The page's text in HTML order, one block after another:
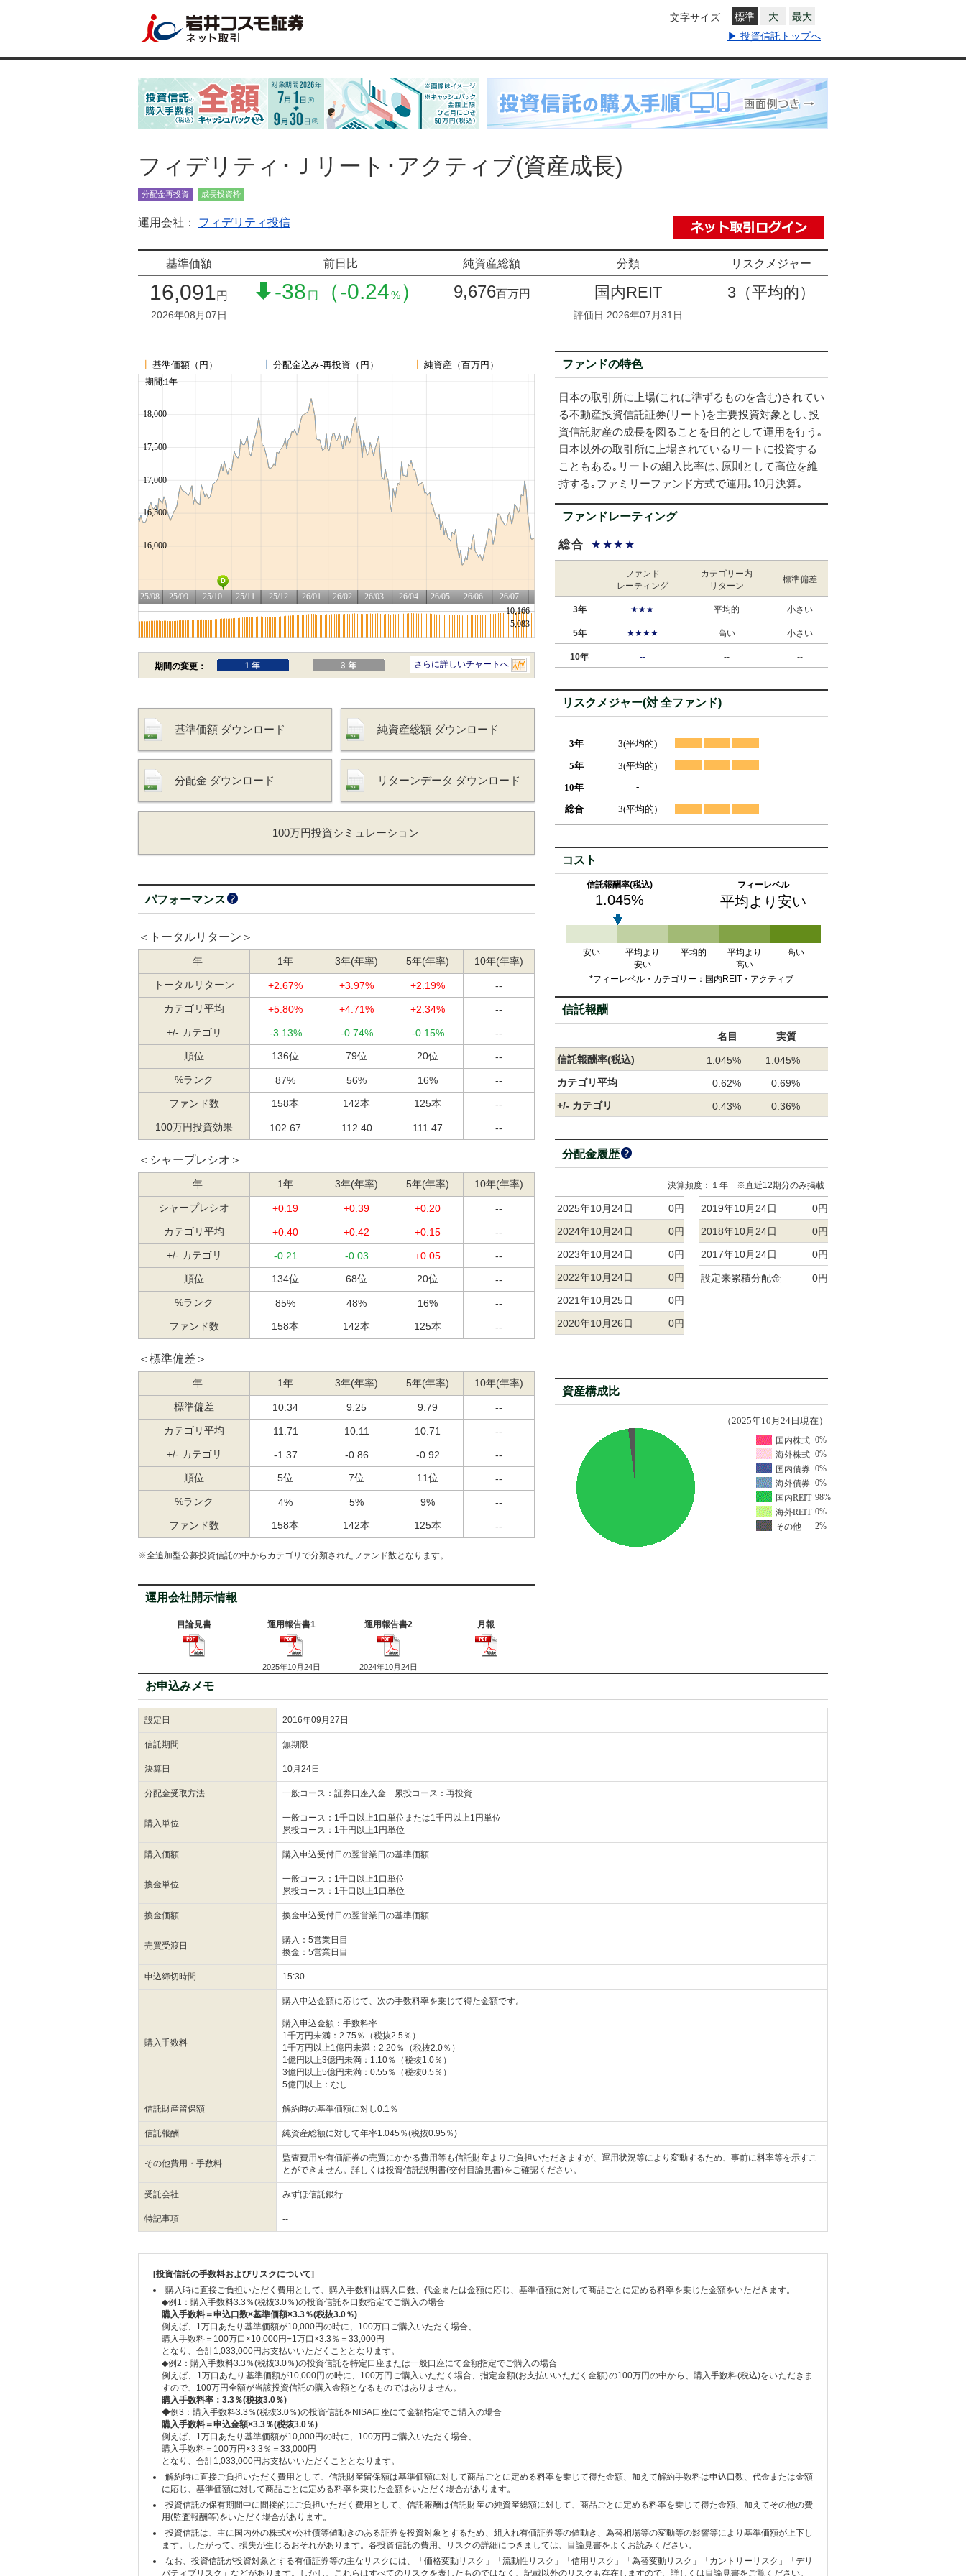
標準 大
最大
▶ 投資信託トップへ
文字サイズ
フィデリティ･Ｊリート･アクティブ(資産成長)
分配金再投資 成長投資枠
運用会社： フィデリティ投信
基準価額 前日比 純資産総額 分類 リスクメジャー
16,091円 -38 円 （-0.24%） 9,676百万円 国内REIT 3 （平均的）
2026年08月07日 評価日 2026年07月31日
ファンドの特色
日本の取引所に上場(これに準ずるものを含む)されてい
る不動産投資信託証券(リート)を主要投資対象とし､投
資信託財産の成長を図ることを目的として運用を行う｡
日本以外の取引所に上場されているリートに投資する
こともある｡リートの組入比率は､原則として高位を維
持する｡ファミリーファンド方式で運用｡10月決算｡
ファンドレーティング
総合 ★★★★
ファンド
レーティング
カテゴリー内
リターン
標準偏差
3年 ★★★ 平均的 小さい
5年 ★★★★ 高い 小さい
10年 -- -- --
リスクメジャー(対 全ファンド)
3年
5年
10年
総合
3(平均的)
3(平均的)
-
3(平均的)
基準価額 ダウンロード 純資産総額 ダウンロード
分配金 ダウンロード リターンデータ ダウンロード
100万円投資シミュレーション
パフォーマンス
＜トータルリターン＞
年 1年 3年(年率) 5年(年率) 10年(年率)
トータルリターン +2.67% +3.97% +2.19%
--
カテゴリ平均
+5.80% +4.71% +2.34%
--
+/- カテゴリ
-3.13% -0.74% -0.15%
--
順位
136位 79位 20位
--
%ランク
87% 56% 16%
--
ファンド数
158本 142本 125本
--
100万円投資効果
102.67 112.40 111.47 --
＜シャープレシオ＞
年 1年 3年(年率) 5年(年率) 10年(年率)
シャープレシオ +0.19 +0.39 +0.20
--
カテゴリ平均
+0.40 +0.42 +0.15
--
+/- カテゴリ
-0.21 -0.03 +0.05
--
順位
134位 68位 20位
--
%ランク
85% 48% 16%
--
ファンド数
158本 142本 125本 --
＜標準偏差＞
年 1年 3年(年率) 5年(年率) 10年(年率)
標準偏差 10.34 9.25 9.79
--
カテゴリ平均
11.71 10.11 10.71
--
+/- カテゴリ
-1.37 -0.86 -0.92
--
順位
5位 7位 11位
--
%ランク
4% 5% 9%
--
ファンド数
158本 142本 125本 --
※全追加型公募投資信託の中からカテゴリで分類されたファンド数となります。
運用会社開示情報
目論見書 運用報告書1
2025年10月24日
運用報告書2
2024年10月24日
月報
コスト
信託報酬率(税込) フィーレベル
1.045% 平均より安い
安い
平均より
安い
平均的
平均より
高い
高い
*フィーレベル・カテゴリー：国内REIT・アクティブ
信託報酬
名目
実質
信託報酬率(税込)
1.045%
1.045%
カテゴリ平均
0.62%
0.69%
+/- カテゴリ
0.43% 0.36%
分配金履歴
決算頻度：１年 ※直近12期分のみ掲載
2025年10月24日
0円
2024年10月24日
0円
2023年10月24日
0円
2022年10月24日
0円
2021年10月25日
0円
2020年10月26日
0円
2019年10月24日
0円
2018年10月24日
0円
2017年10月24日
0円
設定来累積分配金 0円
資産構成比
（2025年10月24日現在）
国内株式
海外株式
国内債券
海外債券
国内REIT
海外REIT
その他
0%
0%
0%
0%
98%
0%
2%
お申込みメモ
設定日 2016年09月27日
信託期間 無期限
決算日 10月24日
分配金受取方法 一般コース：証券口座入金 累投コース：再投資
購入単位
一般コース：1千口以上1口単位または1千円以上1円単位
累投コース：1千円以上1円単位
購入価額 購入申込受付日の翌営業日の基準価額
換金単位
一般コース：1千口以上1口単位
累投コース：1千口以上1口単位
換金価額 換金申込受付日の翌営業日の基準価額
売買受渡日
購入：5営業日目
換金：5営業日目
申込締切時間 15:30
購入手数料
購入申込金額に応じて、次の手数料率を乗じて得た金額です。
購入申込金額：手数料率
1千万円未満：2.75％（税抜2.5％）
1千万円以上1億円未満：2.20％（税抜2.0％）
1億円以上3億円未満：1.10％（税抜1.0％）
3億円以上5億円未満：0.55％（税抜0.5％）
5億円以上：なし
信託財産留保額 解約時の基準価額に対し0.1％
信託報酬 純資産総額に対して年率1.045％(税抜0.95％)
その他費用・手数料
監査費用や有価証券の売買にかかる費用等も信託財産よりご負担いただきますが、運用状況等により変動するため、事前に料率等を示すこ
とができません。詳しくは投資信託説明書(交付目論見書)をご確認ください。
受託会社 みずほ信託銀行
特記事項 --
[投資信託の手数料およびリスクについて]
購入時に直接ご負担いただく費用として、購入手数料は購入口数、代金または金額に応じ、基準価額に対して商品ごとに定める料率を乗じた金額をいただきます。
◆例1：購入手数料3.3％(税抜3.0％)の投資信託を口数指定でご購入の場合
購入手数料＝申込口数×基準価額×3.3％(税抜3.0％)
例えば、1万口あたり基準価額が10,000円の時に、100万口ご購入いただく場合、
購入手数料＝100万口×10,000円÷1万口×3.3％＝33,000円
となり、合計1,033,000円お支払いいただくこととなります。
◆例2：購入手数料3.3％(税抜3.0％)の投資信託を特定口座または一般口座にて金額指定でご購入の場合
例えば、1万口あたり基準価額が10,000円の時に、100万円ご購入いただく場合、指定金額(お支払いいただく金額)の100万円の中から、購入手数料(税込)をいただきま
すので、100万円全額が当該投資信託の購入金額となるものではありません。
購入手数料率：3.3％(税抜3.0％)
◆例3：購入手数料3.3％(税抜3.0％)の投資信託をNISA口座にて金額指定でご購入の場合
購入手数料＝申込金額×3.3％(税抜3.0％)
例えば、1万口あたり基準価額が10,000円の時に、100万円ご購入いただく場合、
購入手数料＝100万円×3.3％＝33,000円
となり、合計1,033,000円お支払いいただくこととなります。
解約時に直接ご負担いただく費用として、信託財産留保額は基準価額に対して商品ごとに定める料率を乗じて得た金額、加えて解約手数料は申込口数、代金または金額
に応じ、基準価額に対して商品ごとに定める料率を乗じた金額をいただく場合があります。
投資信託の保有期間中に間接的にご負担いただく費用として、信託報酬は信託財産の純資産総額に対して、商品ごとに定める料率を乗じて得た金額、加えてその他の費
用(監査報酬等)をいただく場合があります。
投資信託は、主に国内外の株式や公社債等値動きのある証券を投資対象とするため、組入れ有価証券等の値動き、為替相場等の変動等の影響等により基準価額が上下し
ます。したがって、損失が生じるおそれがあります。各投資信託の費用、リスクの詳細につきましては、目論見書をよくお読みください。
なお、投資信託が投資対象とする有価証券等の主なリスクには、「価格変動リスク」「流動性リスク」「信用リスク」「為替変動リスク」「カントリーリスク」「デリ
バティブリスク」などがあります。しかし、これらはすべてのリスクを表したものではなく、記載以外のリスクも存在しますので、詳しくは目論見書をご覧ください。